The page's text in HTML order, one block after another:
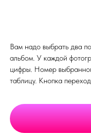
Вам надо выбрать два
альбом. У каждой
цифры. Номер
таблицу. Кнопка